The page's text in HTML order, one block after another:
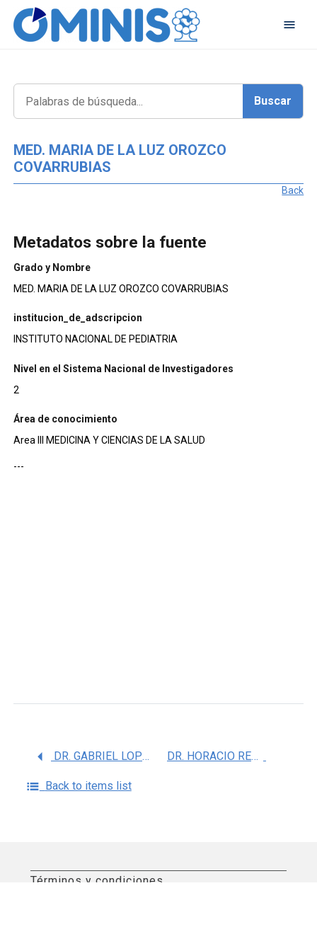
MED. MARIA DE LA LUZ OROZCO
COVARRUBIAS
Back
Metadatos sobre la fuente
Grado y Nombre
MED. MARIA DE LA LUZ OROZCO COVARRUBIAS
institucion_de_adscripcion
INSTITUTO NACIONAL DE PEDIATRIA
Nivel en el Sistema Nacional de Investigadores
2
Área de conocimiento
Area III MEDICINA Y CIENCIAS DE LA SALUD
---
DR. GABRIEL LOPEZ VELAZQUEZ DR. HORACIO REYES VIVAS
Back to items list
Términos y condiciones